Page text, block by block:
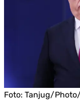
Foto: Tanjug/